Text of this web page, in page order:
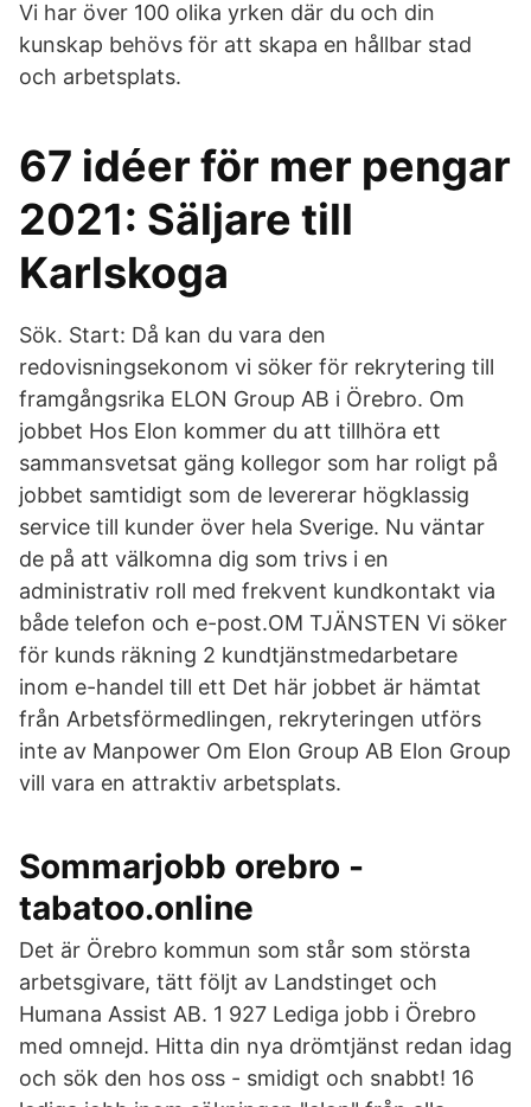
Vi har över 100 olika yrken där du och din
kunskap behövs för att skapa en hållbar stad
och arbetsplats.
67 idéer för mer pengar
2021: Säljare till
Karlskoga
Sök. Start: Då kan du vara den
redovisningsekonom vi söker för rekrytering till
framgångsrika ELON Group AB i Örebro. Om
jobbet Hos Elon kommer du att tillhöra ett
sammansvetsat gäng kollegor som har roligt på
jobbet samtidigt som de levererar högklassig
service till kunder över hela Sverige. Nu väntar
de på att välkomna dig som trivs i en
administrativ roll med frekvent kundkontakt via
både telefon och e-post.OM TJÄNSTEN Vi söker
för kunds räkning 2 kundtjänstmedarbetare
inom e-handel till ett Det här jobbet är hämtat
från Arbetsförmedlingen, rekryteringen utförs
inte av Manpower Om Elon Group AB Elon Group
vill vara en attraktiv arbetsplats.
Sommarjobb orebro -
tabatoo.online
Det är Örebro kommun som står som största
arbetsgivare, tätt följt av Landstinget och
Humana Assist AB. 1 927 Lediga jobb i Örebro
med omnejd. Hitta din nya drömtjänst redan idag
och sök den hos oss - smidigt och snabbt! 16